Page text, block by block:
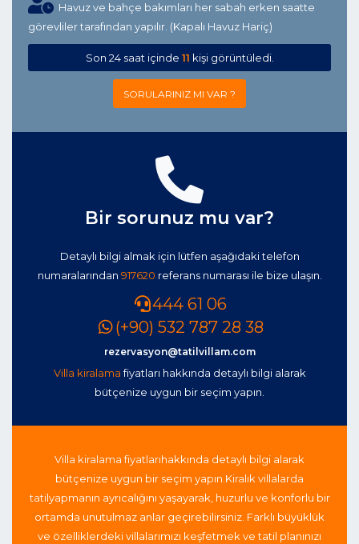
Havuz ve bahçe bakımları her sabah erken saatte
görevliler tarafından yapılır. (Kapalı Havuz Hariç)
Son 24 saat içinde 11 kişi görüntüledi.
SORULARINIZ MI VAR ?
Bir sorunuz mu var?
Detaylı bilgi almak için lütfen aşağıdaki telefon
numaralarından 917620 referans numarası ile bize ulaşın.
444 61 06
(+90) 532 787 28 38
rezervasyon@tatilvillam.com
Villa kiralamafiyatları hakkında detaylı bilgi alarak
bütçenize uygun bir seçim yapın.
Villa kiralama fiyatlarıhakkında detaylı bilgi alarak
bütçenize uygun bir seçim yapın.Kiralık villalarda
tatilyapmanın ayrıcalığını yaşayarak, huzurlu ve konforlu bir
ortamda unutulmaz anlar geçirebilirsiniz. Farklı büyüklük
ve özelliklerdeki villalarımızı keşfetmek ve tatil planınızı